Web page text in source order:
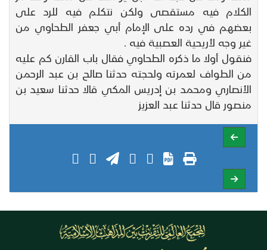
الكلام فيه مستقصى ولكن نتكلم فيه للرد على
بعضهم في رده على الإمام أبي جعفر الطحاوي من
غير وجه لأريحية العصبية فيه .
فنقول أولا ما ذكره الطحاوي فقال باب القارن كم عليه
من الطواف لعمرته ولحجته حدثنا صالح بن عبد الرحمن
الأنصاري ومحمد بن إدريس المكي قالا حدثنا سعيد بن
منصور قال حدثنا عبد العزيز